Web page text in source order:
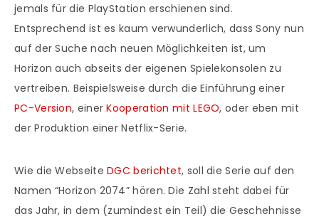
jemals für die PlayStation erschienen sind.
Entsprechend ist es kaum verwunderlich, dass Sony nun
auf der Suche nach neuen Möglichkeiten ist, um
Horizon auch abseits der eigenen Spielekonsolen zu
vertreiben. Beispielsweise durch die Einführung einer
PC-Version, einerKooperation mit LEGO, oder eben mit
der Produktion einer Netflix-Serie.
Wie die WebseiteDGC berichtet, soll die Serie auf den
Namen “Horizon 2074” hören. Die Zahl steht dabei für
das Jahr, in dem (zumindest ein Teil) die Geschehnisse